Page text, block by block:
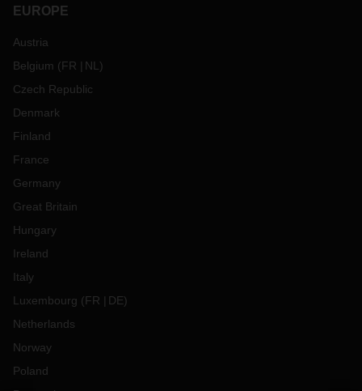
EUROPE
Austria
Belgium (FR NL )
Czech Republic
Denmark
Finland
France
Germany
Great Britain
Hungary
Ireland
Italy
Luxembourg (FR DE)
Netherlands
Norway
Poland